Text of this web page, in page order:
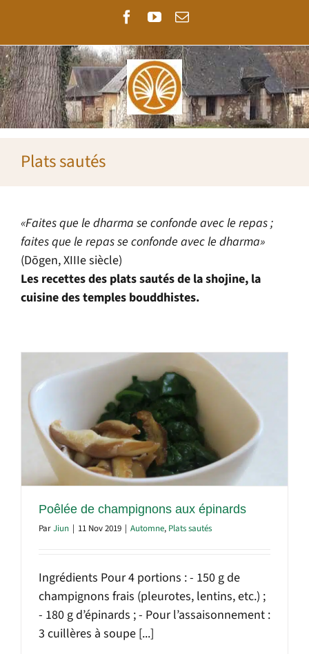
contenu
Facebook
YouTube
Email
Plats sautés
«Faites que le dharma se confonde avec le repas ;
faites que le repas se confonde avec le dharma»
(Dōgen, XIIIe siècle)
Les recettes des plats sautés de la shojine, la
cuisine des temples bouddhistes.
Poêlée de champignons aux épinards
ParJiun | 11 Nov 2019 | Automne, Plats sautés
Ingrédients Pour 4 portions : - 150 g de
champignons frais (pleurotes, lentins, etc.) ;
- 180 g d’épinards ; - Pour l’assaisonnement :
3 cuillères à soupe [...]